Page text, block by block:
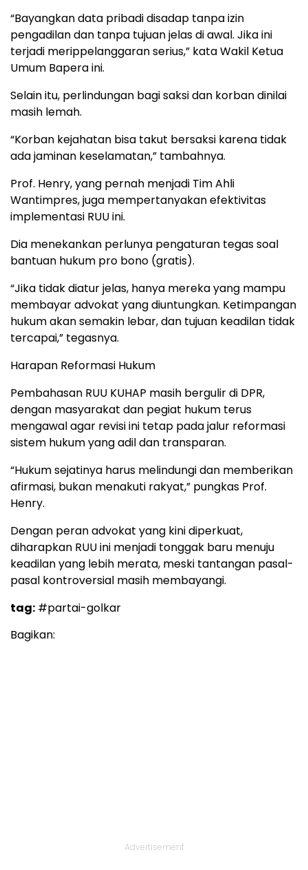
“Bayangkan data pribadi disadap tanpa izin
pengadilan dan tanpa tujuan jelas di awal. Jika ini
terjadi merippelanggaran serius,” kata Wakil Ketua
Umum Bapera ini.
Selain itu, perlindungan bagi saksi dan korban dinilai
masih lemah.
“Korban kejahatan bisa takut bersaksi karena tidak
ada jaminan keselamatan,” tambahnya.
Prof. Henry, yang pernah menjadi Tim Ahli
Wantimpres, juga mempertanyakan efektivitas
implementasi RUU ini.
Dia menekankan perlunya pengaturan tegas soal
bantuan hukum pro bono (gratis).
“Jika tidak diatur jelas, hanya mereka yang mampu
membayar advokat yang diuntungkan. Ketimpangan
hukum akan semakin lebar, dan tujuan keadilan tidak
tercapai,” tegasnya.
Harapan Reformasi Hukum
Pembahasan RUU KUHAP masih bergulir di DPR,
dengan masyarakat dan pegiat hukum terus
mengawal agar revisi ini tetap pada jalur reformasi
sistem hukum yang adil dan transparan.
“Hukum sejatinya harus melindungi dan memberikan
afirmasi, bukan menakuti rakyat,” pungkas Prof.
Henry.
Dengan peran advokat yang kini diperkuat,
diharapkan RUU ini menjadi tonggak baru menuju
keadilan yang lebih merata, meski tantangan pasal-
pasal kontroversial masih membayangi.
tag: #partai-golkar
Bagikan:
Advertisement